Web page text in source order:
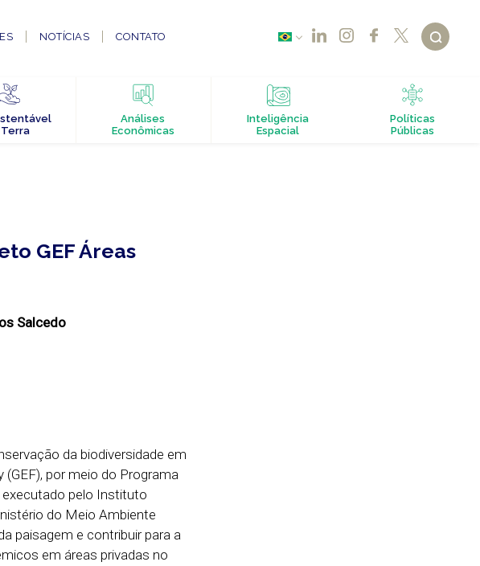
NOTÍCIAS CONTATO
Análises
Econômicas
Inteligência
Espacial
Políticas
Públicas
GEF Áreas
Salcedo
da biodiversidade em
(GEF), por meio do Programa
executado pelo Instituto
do Meio Ambiente
paisagem e contribuir para a
em áreas privadas no